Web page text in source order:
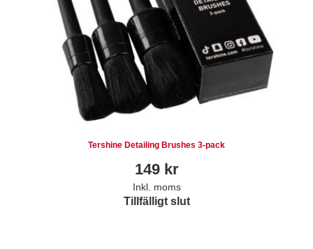
Tershine Detailing Brushes 3-pack
149kr
Inkl. moms
Tillfälligt slut